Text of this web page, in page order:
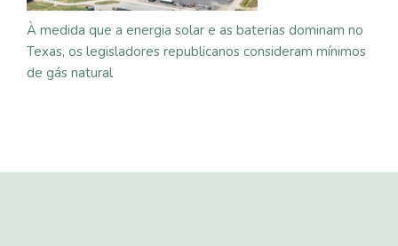
À medida que a energia solar e as baterias dominam no
Texas, os legisladores republicanos consideram mínimos
de gás natural